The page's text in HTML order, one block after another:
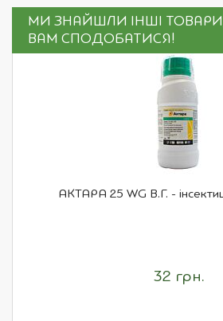
МИ ЗНАЙШЛИ ІНШІ
ВАМ СПОДОБАТИСЯ!
АКТАРА 25 WG В.Г. -
32 грн.